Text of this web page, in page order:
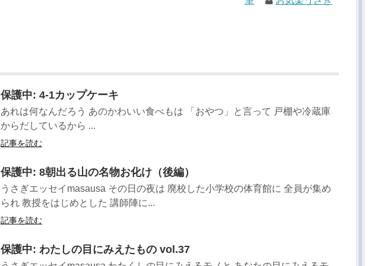
保護中: 4-1カップケーキ
あれは何なんだろう あのかわいい食べもは 「おやつ」と言って 戸棚や冷蔵庫
からだしているから ...
記事を読む
保護中: 8朝出る山の名物お化け（後編）
うさぎエッセイmasausa その日の夜は 廃校した小学校の体育館に 全員が集め
られ 教授をはじめとした 講師陣に...
記事を読む
保護中: わたしの目にみえたもの vol.37